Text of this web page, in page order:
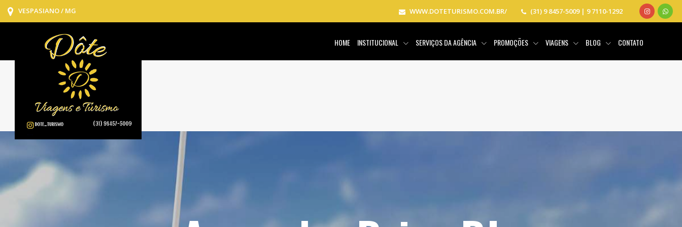
VESPASIANO / MG WWW.DOTETURISMO.COM.BR/ (31) 9 8457-5009 | 9 7110-1292
HOME INSTITUCIONAL SERVIÇOS DA AGÊNCIA PROMOÇÕES VIAGENS BLOG CONTATO